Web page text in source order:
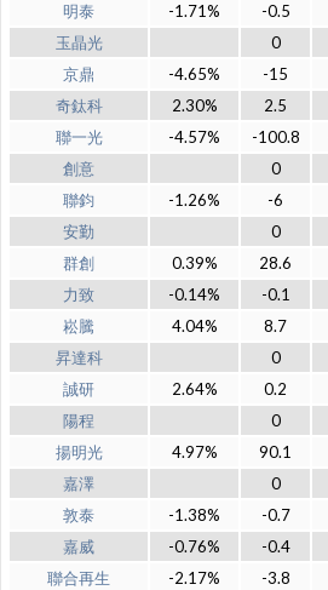
明泰
-1.71% -0.5
玉晶光
0
京鼎
-4.65% -15
奇鈦科
2.30% 2.5
聯一光
-4.57% -100.8
創意
0
聯鈞
-1.26% -6
安勤
0
群創
0.39% 28.6
力致
-0.14% -0.1
崧騰
4.04% 8.7
昇達科
0
誠研
2.64% 0.2
陽程
0
揚明光
4.97% 90.1
嘉澤
0
敦泰
-1.38% -0.7
嘉威
-0.76% -0.4
聯合再生
-2.17% -3.8